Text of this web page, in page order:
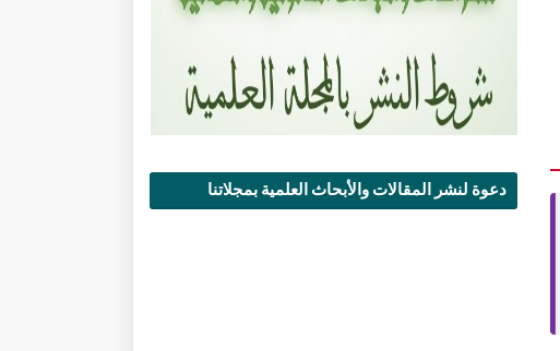
دعوة لنشر المقالات والأبحاث العلمية بمجلاتنا